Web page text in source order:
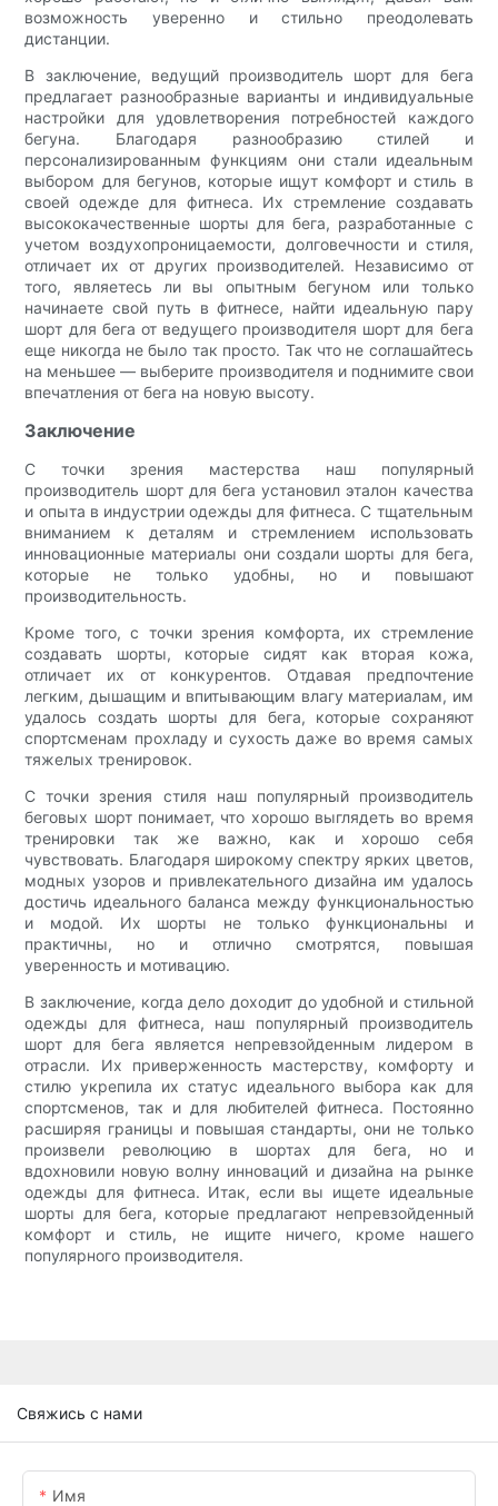
возможность уверенно и стильно преодолевать
дистанции.
В заключение, ведущий производитель шорт для бега
предлагает разнообразные варианты и индивидуальные
настройки для удовлетворения потребностей каждого
бегуна. Благодаря разнообразию стилей и
персонализированным функциям они стали идеальным
выбором для бегунов, которые ищут комфорт и стиль в
своей одежде для фитнеса. Их стремление создавать
высококачественные шорты для бега, разработанные с
учетом воздухопроницаемости, долговечности и стиля,
отличает их от других производителей. Независимо от
того, являетесь ли вы опытным бегуном или только
начинаете свой путь в фитнесе, найти идеальную пару
шорт для бега от ведущего производителя шорт для бега
еще никогда не было так просто. Так что не соглашайтесь
на меньшее — выберите производителя и поднимите свои
впечатления от бега на новую высоту.
Заключение
С точки зрения мастерства наш популярный
производитель шорт для бега установил эталон качества
и опыта в индустрии одежды для фитнеса. С тщательным
вниманием к деталям и стремлением использовать
инновационные материалы они создали шорты для бега,
которые не только удобны, но и повышают
производительность.
Кроме того, с точки зрения комфорта, их стремление
создавать шорты, которые сидят как вторая кожа,
отличает их от конкурентов. Отдавая предпочтение
легким, дышащим и впитывающим влагу материалам, им
удалось создать шорты для бега, которые сохраняют
спортсменам прохладу и сухость даже во время самых
тяжелых тренировок.
С точки зрения стиля наш популярный производитель
беговых шорт понимает, что хорошо выглядеть во время
тренировки так же важно, как и хорошо себя
чувствовать. Благодаря широкому спектру ярких цветов,
модных узоров и привлекательного дизайна им удалось
достичь идеального баланса между функциональностью
и модой. Их шорты не только функциональны и
практичны, но и отлично смотрятся, повышая
уверенность и мотивацию.
В заключение, когда дело доходит до удобной и стильной
одежды для фитнеса, наш популярный производитель
шорт для бега является непревзойденным лидером в
отрасли. Их приверженность мастерству, комфорту и
стилю укрепила их статус идеального выбора как для
спортсменов, так и для любителей фитнеса. Постоянно
расширяя границы и повышая стандарты, они не только
произвели революцию в шортах для бега, но и
вдохновили новую волну инноваций и дизайна на рынке
одежды для фитнеса. Итак, если вы ищете идеальные
шорты для бега, которые предлагают непревзойденный
комфорт и стиль, не ищите ничего, кроме нашего
популярного производителя.
Свяжись с нами
Имя